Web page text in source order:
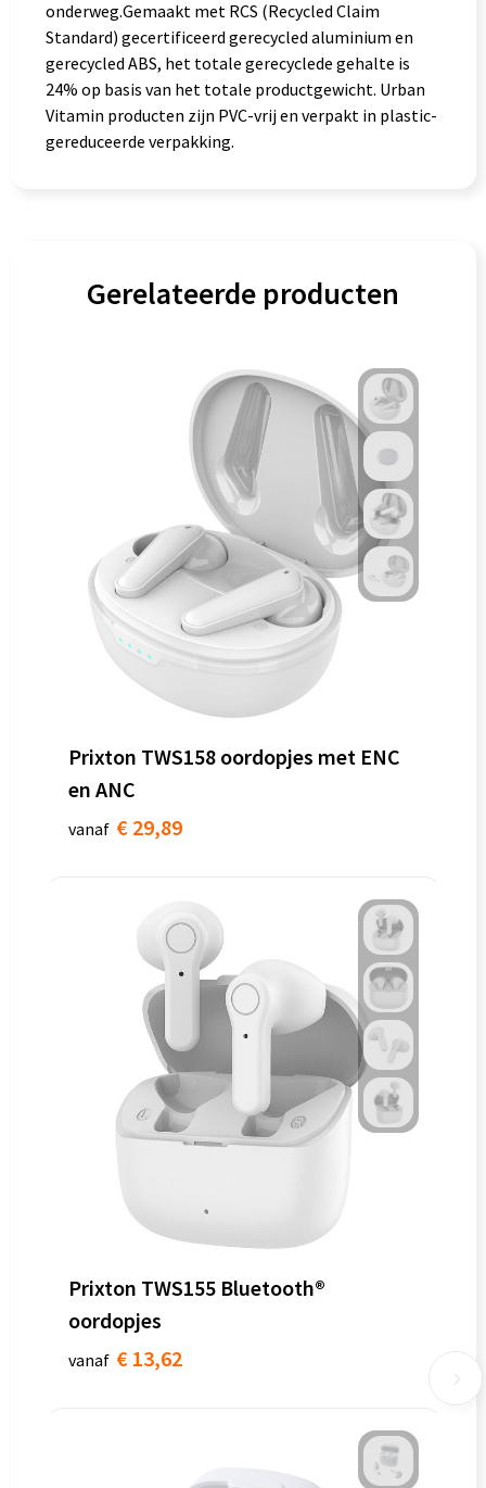
onderweg.Gemaakt met RCS (Recycled Claim
Standard) gecertificeerd gerecycled aluminium en
gerecycled ABS, het totale gerecyclede gehalte is
24% op basis van het totale productgewicht. Urban
Vitamin producten zijn PVC-vrij en verpakt in plastic-
gereduceerde verpakking.
Gerelateerde producten
Prixton TWS158 oordopjes met ENC
en ANC
vanaf € 29,89
Prixton TWS155 Bluetooth®
oordopjes
vanaf € 13,62